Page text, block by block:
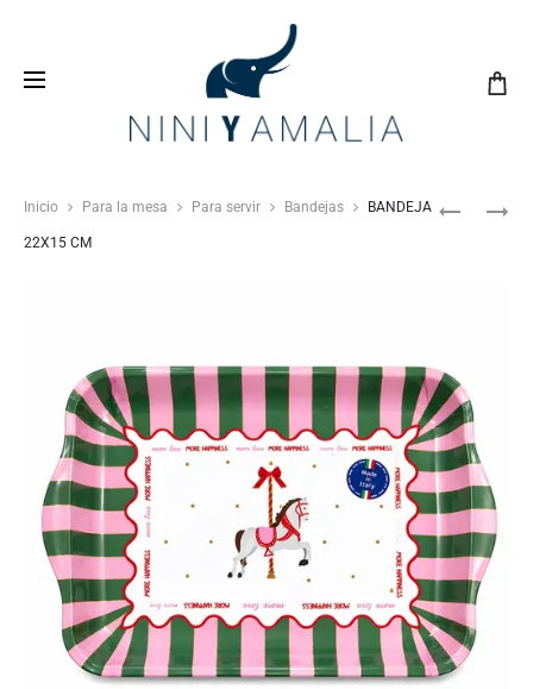
con nosotros y vive una
experiencia inolvidable
Inicio Para la mesa Para servir Bandejas BANDEJA
22X15 CM